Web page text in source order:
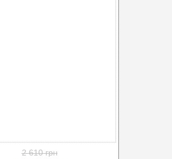
2 610 грн